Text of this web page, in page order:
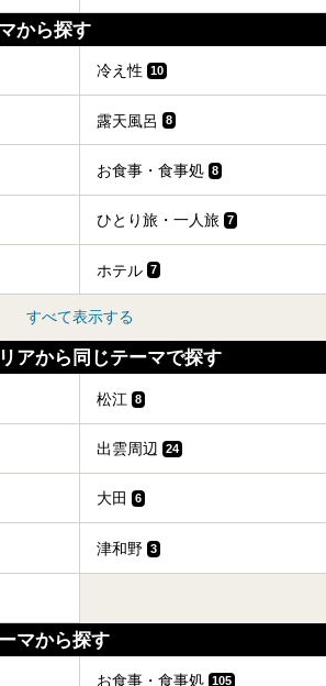
から探す
冷え性 10
露天風呂 8
お食事・食事処 8
ひとり旅・一人旅 7
ホテル 7
すべて表示する
アから同じテーマで探す
松江 8
出雲周辺 24
大田 6
津和野 3
マから探す
お食事・食事処 105